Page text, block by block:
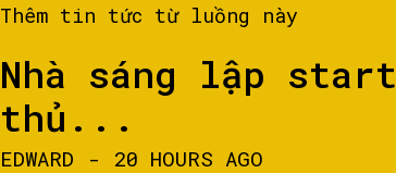
Thêm tin tức từ luồng này
Nhà sáng lập
thủ...
EDWARD - 20 HOURS AGO